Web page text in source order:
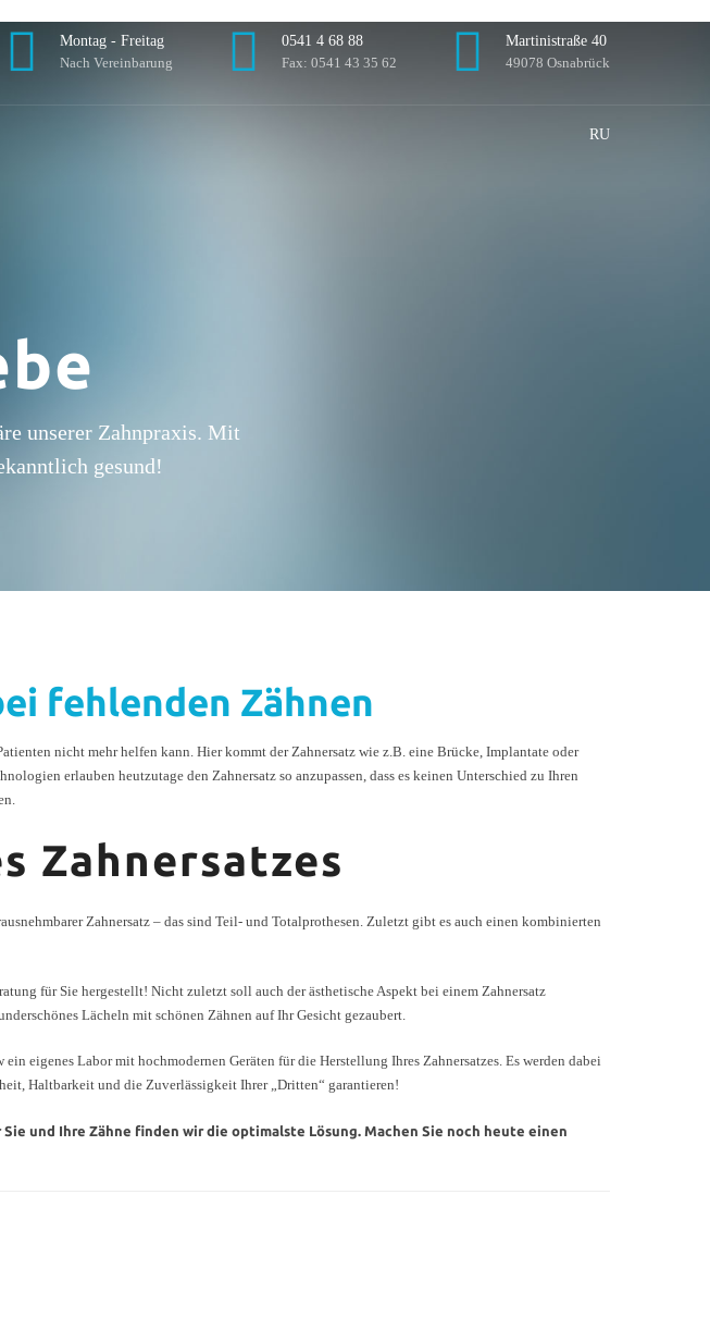
Montag - Freitag
Nach Vereinbarung
0541 4 68 88
Fax: 0541 43 35 62
Martinistraße 40
49078 Osnabrück
RU
unserer Zahnpraxis. Mit
gesund!
fehlenden Zähnen
nicht mehr helfen kann. Hier kommt der Zahnersatz wie z.B. eine Brücke, Implantate oder
erlauben heutzutage den Zahnersatz so anzupassen, dass es keinen Unterschied zu Ihren
Zahnersatzes
Zahnersatz – das sind Teil- und Totalprothesen. Zuletzt gibt es auch einen kombinierten
für Sie hergestellt! Nicht zuletzt soll auch der ästhetische Aspekt bei einem Zahnersatz
Lächeln mit schönen Zähnen auf Ihr Gesicht gezaubert.
eigenes Labor mit hochmodernen Geräten für die Herstellung Ihres Zahnersatzes. Es werden dabei
Haltbarkeit und die Zuverlässigkeit Ihrer „Dritten“ garantieren!
und Ihre Zähne finden wir die optimalste Lösung. Machen Sie noch heute einen